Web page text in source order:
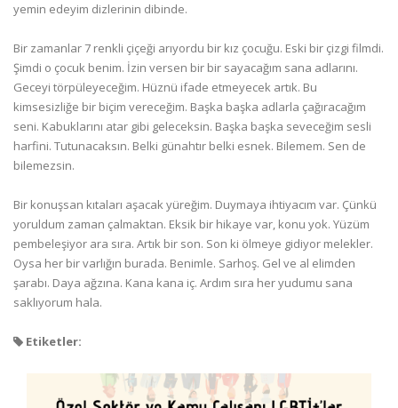
yemin edeyim dizlerinin dibinde.
Bir zamanlar 7 renkli çiçeği arıyordu bir kız çocuğu. Eski bir çizgi filmdi.
Şimdi o çocuk benim. İzin versen bir bir sayacağım sana adlarını.
Geceyi törpüleyeceğim. Hüznü ifade etmeyecek artık. Bu
kimsesizliğe bir biçim vereceğim. Başka başka adlarla çağıracağım
seni. Kabuklarını atar gibi geleceksin. Başka başka seveceğim sesli
harfini. Tutunacaksın. Belki günahtır belki esnek. Bilemem. Sen de
bilemezsin.
Bir konuşsan kıtaları aşacak yüreğim. Duymaya ihtiyacım var. Çünkü
yoruldum zaman çalmaktan. Eksik bir hikaye var, konu yok. Yüzüm
pembeleşiyor ara sıra. Artık bir son. Son ki ölmeye gidiyor melekler.
Oysa her bir varlığın burada. Benimle. Sarhoş. Gel ve al elimden
şarabı. Daya ağzına. Kana kana iç. Ardım sıra her yudumu sana
saklıyorum hala.
Etiketler: